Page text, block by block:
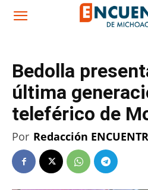
Bedolla
última
teleférico de
Por Redacción